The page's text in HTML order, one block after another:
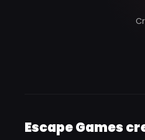
Escape Games